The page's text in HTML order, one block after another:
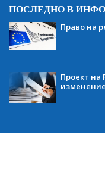
ПОСЛЕДНО В
Право на
Проект на